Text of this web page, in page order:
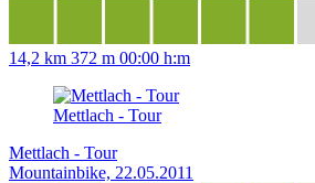
14,2 km 372 m 00:00 h:m
Mettlach - Tour
Mettlach - Tour
Mountainbike, 22.05.2011